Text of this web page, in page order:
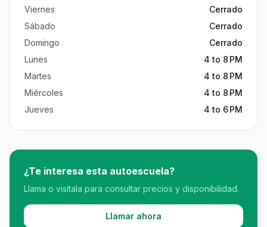
Viernes
Cerrado
Sábado
Cerrado
Domingo
Cerrado
Lunes
4 to 8 PM
Martes
4 to 8 PM
Miércoles
4 to 8 PM
Jueves
4 to 6 PM
¿Te interesa esta autoescuela?
Llama o visítala para consultar precios y disponibilidad.
Llamar ahora